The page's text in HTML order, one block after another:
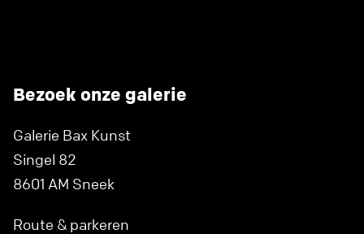
Bezoek onze galerie
Galerie Bax Kunst
Singel 82
8601 AM Sneek
Route & parkeren